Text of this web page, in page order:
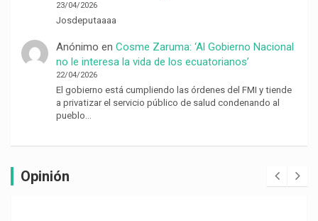
23/04/2026
Josdeputaaaa
Anónimo en Cosme Zaruma: ‘Al Gobierno Nacional
no le interesa la vida de los ecuatorianos’
22/04/2026
El gobierno está cumpliendo las órdenes del FMI y tiende
a privatizar el servicio público de salud condenando al
pueblo…
Opinión